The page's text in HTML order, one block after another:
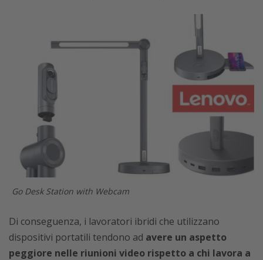
Go Desk Station with Webcam
Di conseguenza, i lavoratori ibridi che utilizzano
dispositivi portatili tendono ad avere un aspetto
peggiore nelle riunioni video rispetto a chi lavora a